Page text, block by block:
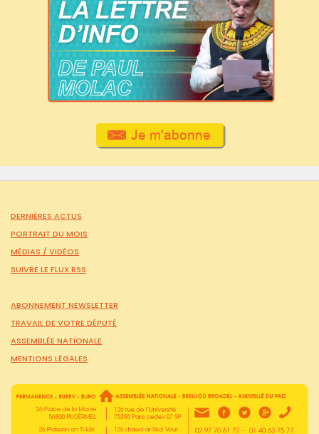
DERNIÈRES ACTUS
PORTRAIT DU MOIS
MÉDIAS / VIDÉOS
SUIVRE LE FLUX RSS
ABONNEMENT NEWSLETTER
TRAVAIL DE VOTRE DÉPUTÉ
ASSEMBLÉE NATIONALE
MENTIONS LÉGALES